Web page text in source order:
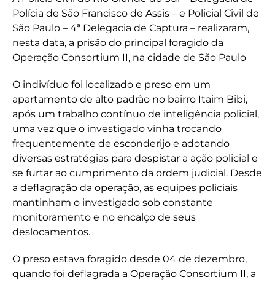
Polícia de São Francisco de Assis – e Policial Civil de
São Paulo – 4ª Delegacia de Captura – realizaram,
nesta data, a prisão do principal foragido da
Operação Consortium II, na cidade de São Paulo
O indivíduo foi localizado e preso em um
apartamento de alto padrão no bairro Itaim Bibi,
após um trabalho contínuo de inteligência policial,
uma vez que o investigado vinha trocando
frequentemente de esconderijo e adotando
diversas estratégias para despistar a ação policial e
se furtar ao cumprimento da ordem judicial. Desde
a deflagração da operação, as equipes policiais
mantinham o investigado sob constante
monitoramento e no encalço de seus
deslocamentos.
O preso estava foragido desde 04 de dezembro,
quando foi deflagrada a Operação Consortium II, a